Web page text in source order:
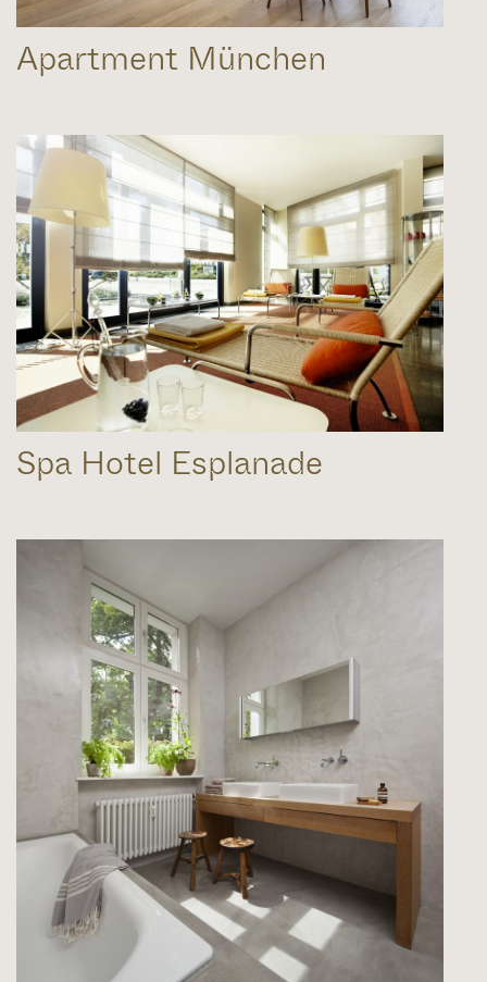
Apartment München
Spa Hotel Esplanade